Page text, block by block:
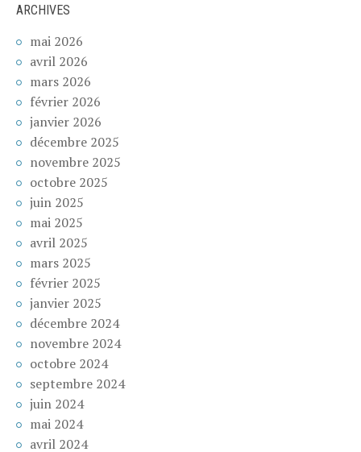
ARCHIVES
mai 2026
avril 2026
mars 2026
février 2026
janvier 2026
décembre 2025
novembre 2025
octobre 2025
juin 2025
mai 2025
avril 2025
mars 2025
février 2025
janvier 2025
décembre 2024
novembre 2024
octobre 2024
septembre 2024
juin 2024
mai 2024
avril 2024